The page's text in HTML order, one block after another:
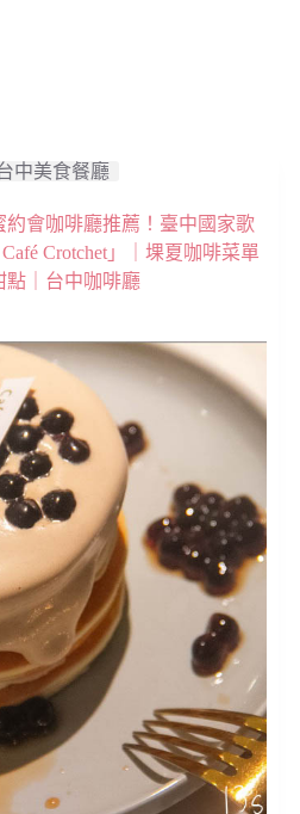
中美食餐廳
約會咖啡廳推薦！臺中國家歌
Crotchet」｜堁夏咖啡菜單
點｜台中咖啡廳